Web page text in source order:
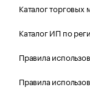
Каталог торговых
Каталог ИП по
Правила
Правила